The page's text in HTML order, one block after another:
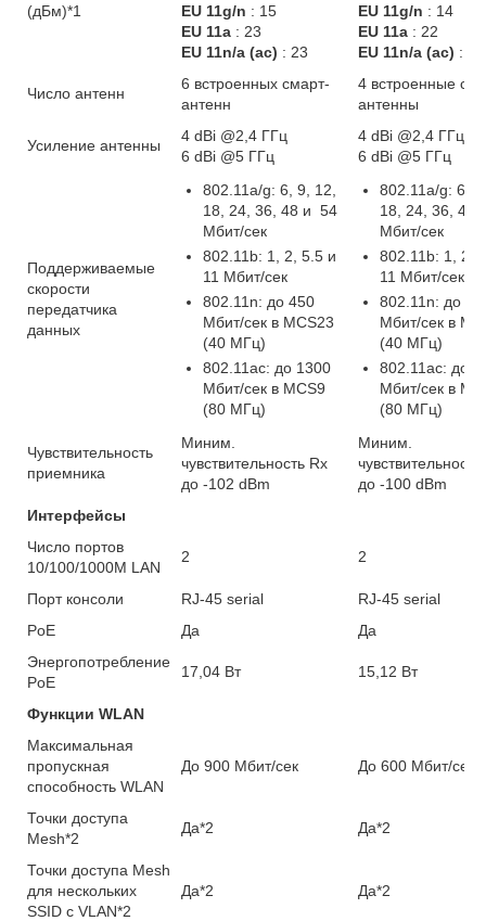
(дБм)*1
EU 11g/n : 15
EU 11a : 23
EU 11n/a (ac) : 23
EU 11g/n : 14
EU 11a : 22
EU 11n/a (ac) : 22
Число антенн
6 встроенных смарт-
антенн
4 встроенные
антенны
Усиление антенны
4 dBi @2,4 ГГц
6 dBi @5 ГГц
4 dBi @2,4 ГГц
6 dBi @5 ГГц
Поддерживаемые
скорости
передатчика
данных
802.11a/g: 6, 9, 12,
18, 24, 36, 48 и 54
Мбит/сек
802.11b: 1, 2, 5.5 и
11 Мбит/сек
802.11n: до 450
Мбит/сек в MCS23
(40 МГц)
802.11ac: до 1300
Мбит/сек в MCS9
(80 МГц)
802.11a/g: 6,
18, 24, 36, 48
Мбит/сек
802.11b: 1, 2,
11 Мбит/сек
802.11n: до
Мбит/сек в
(40 МГц)
802.11ac: до
Мбит/сек в
(80 МГц)
Чувствительность
приемника
Миним.
чувствительность Rx
до -102 dBm
Миним.
до -100 dBm
Интерфейсы
Число портов
10/100/1000M LAN
2 2
Порт консоли RJ-45 serial
RJ-45 serial
PoE
Да
Да
Энергопотребление
PoE
17,04 Вт 15,12 Вт
Функции WLAN
Максимальная
пропускная
способность WLAN
До 900 Мбит/сек До 600 Мбит/сек
Точки доступа
Mesh*2
Да*2 Да*2
Точки доступа Mesh
для нескольких
SSID с VLAN*2
Да*2 Да*2